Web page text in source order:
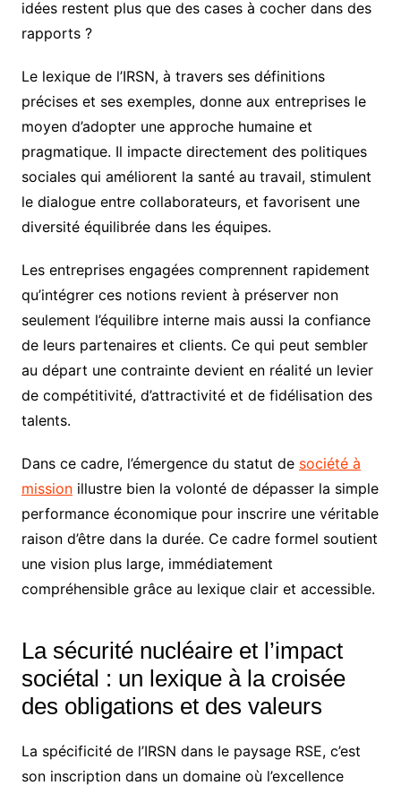
idées restent plus que des cases à cocher dans des
rapports ?
Le lexique de l’IRSN, à travers ses définitions
précises et ses exemples, donne aux entreprises le
moyen d’adopter une approche humaine et
pragmatique. Il impacte directement des politiques
sociales qui améliorent la santé au travail, stimulent
le dialogue entre collaborateurs, et favorisent une
diversité équilibrée dans les équipes.
Les entreprises engagées comprennent rapidement
qu’intégrer ces notions revient à préserver non
seulement l’équilibre interne mais aussi la confiance
de leurs partenaires et clients. Ce qui peut sembler
au départ une contrainte devient en réalité un levier
de compétitivité, d’attractivité et de fidélisation des
talents.
Dans ce cadre, l’émergence du statut de société à
missionillustre bien la volonté de dépasser la simple
performance économique pour inscrire une véritable
raison d’être dans la durée. Ce cadre formel soutient
une vision plus large, immédiatement
compréhensible grâce au lexique clair et accessible.
La sécurité nucléaire et l’impact
sociétal : un lexique à la croisée
des obligations et des valeurs
La spécificité de l’IRSN dans le paysage RSE, c’est
son inscription dans un domaine où l’excellence